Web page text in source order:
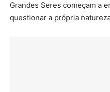
Grandes Seres começam a
questionar a própria